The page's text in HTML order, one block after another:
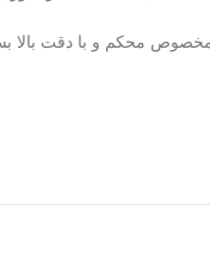
مخصوص محکم و با دقت